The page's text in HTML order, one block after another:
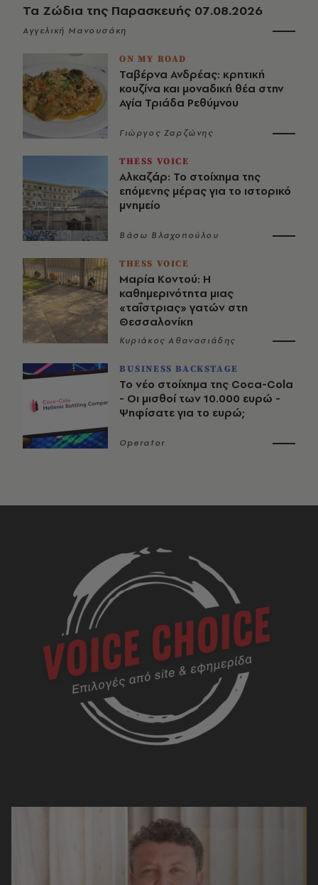
Τα Ζώδια της Παρασκευής 07.08.2026
Αγγελική Μανουσάκη
ON MY ROAD
Ταβέρνα Ανδρέας: κρητική
κουζίνα και μοναδική θέα στην
Αγία Τριάδα Ρεθύμνου
Γιώργος Ζαρζώνης
THESS VOICE
Αλκαζάρ: Το στοίχημα της
επόμενης μέρας για το ιστορικό
μνημείο
Βάσω Βλαχοπούλου
THESS VOICE
Μαρία Κοντού: Η
καθημερινότητα μιας
«ταΐστριας» γατών στη
Θεσσαλονίκη
Κυριάκος Αθανασιάδης
BUSINESS BACKSTAGE
Το νέο στοίχημα της Coca-Cola
- Οι μισθοί των 10.000 ευρώ -
Ψηφίσατε για το ευρώ;
Operator